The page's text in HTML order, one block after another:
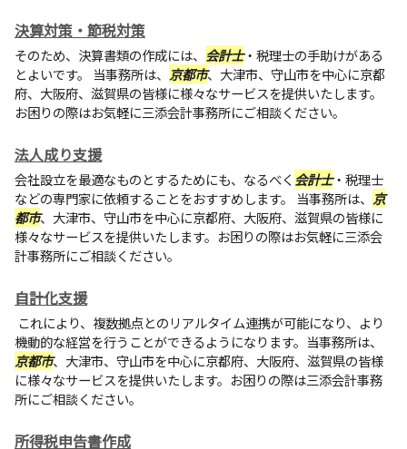
決算対策・節税対策
そのため、決算書類の作成には、 会計士・税理士の手助けがある
とよいです。 当事務所は、 京都市、大津市、守山市を中心に京都
府、大阪府、滋賀県の皆様に様々なサービスを提供いたします。
お困りの際はお気軽に三添会計事務所にご相談ください。
法人成り支援
会社設立を最適なものとするためにも、なるべく 会計士・税理士
などの専門家に依頼することをおすすめします。 当事務所は、 京
都市、大津市、守山市を中心に京都府、大阪府、滋賀県の皆様に
様々なサービスを提供いたします。お困りの際はお気軽に三添会
計事務所にご相談ください。
自計化支援
これにより、複数拠点とのリアルタイム連携が可能になり、より
機動的な経営を行うことができるようになります。当事務所は、
京都市、大津市、守山市を中心に京都府、大阪府、滋賀県の皆様
に様々なサービスを提供いたします。お困りの際は三添会計事務
所にご相談ください。
所得税申告書作成